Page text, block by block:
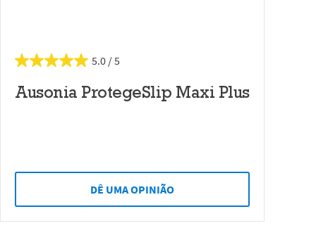
5.0
Ausonia ProtegeSlip Maxi Plus
DÊ UMA OPINIÃO